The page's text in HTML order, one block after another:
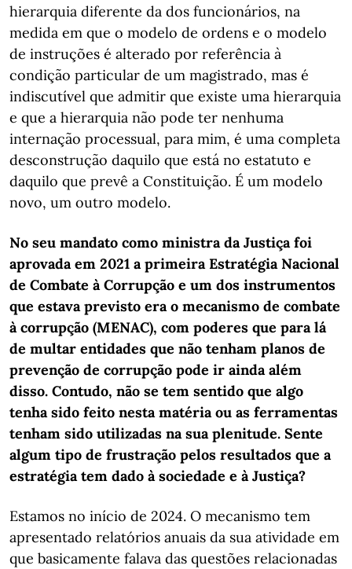
hierarquia diferente da dos funcionários, na
medida em que o modelo de ordens e o modelo
de instruções é alterado por referência à
condição particular de um magistrado, mas é
indiscutível que admitir que existe uma hierarquia
e que a hierarquia não pode ter nenhuma
internação processual, para mim, é uma completa
desconstrução daquilo que está no estatuto e
daquilo que prevê a Constituição. É um modelo
novo, um outro modelo.
No seu mandato como ministra da Justiça foi
aprovada em 2021 a primeira Estratégia Nacional
de Combate à Corrupção e um dos instrumentos
que estava previsto era o mecanismo de combate
à corrupção (MENAC), com poderes que para lá
de multar entidades que não tenham planos de
prevenção de corrupção pode ir ainda além
disso. Contudo, não se tem sentido que algo
tenha sido feito nesta matéria ou as ferramentas
tenham sido utilizadas na sua plenitude. Sente
algum tipo de frustração pelos resultados que a
estratégia tem dado à sociedade e à Justiça?
Estamos no início de 2024. O mecanismo tem
apresentado relatórios anuais da sua atividade em
que basicamente falava das questões relacionadas